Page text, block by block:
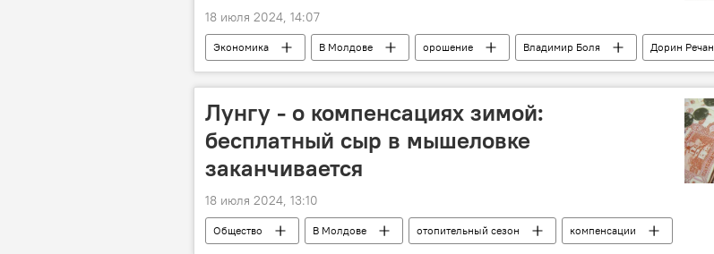
18 июля 2024, 14:07
Экономика В Молдове орошение Владимир Боля Дорин Речан
Лунгу - о компенсациях зимой:
бесплатный сыр в мышеловке
заканчивается
18 июля 2024, 13:10
Общество В Молдове отопительный сезон
компенсации